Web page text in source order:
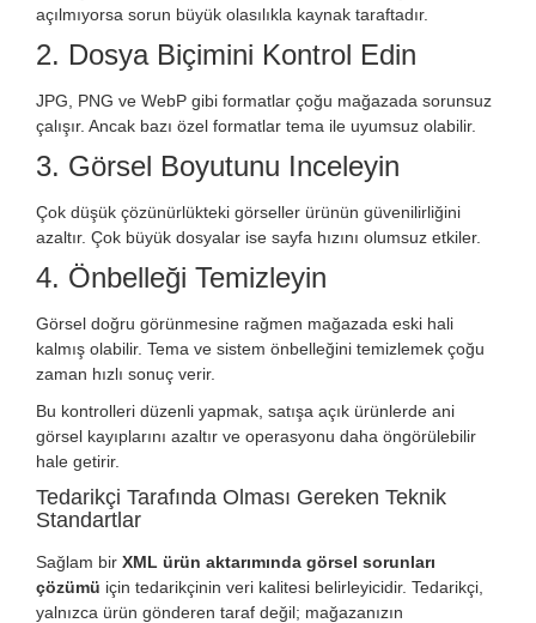
açılmıyorsa sorun büyük olasılıkla kaynak taraftadır.
2. Dosya Biçimini Kontrol Edin
JPG, PNG ve WebP gibi formatlar çoğu mağazada sorunsuz
çalışır. Ancak bazı özel formatlar tema ile uyumsuz olabilir.
3. Görsel Boyutunu Inceleyin
Çok düşük çözünürlükteki görseller ürünün güvenilirliğini
azaltır. Çok büyük dosyalar ise sayfa hızını olumsuz etkiler.
4. Önbelleği Temizleyin
Görsel doğru görünmesine rağmen mağazada eski hali
kalmış olabilir. Tema ve sistem önbelleğini temizlemek çoğu
zaman hızlı sonuç verir.
Bu kontrolleri düzenli yapmak, satışa açık ürünlerde ani
görsel kayıplarını azaltır ve operasyonu daha öngörülebilir
hale getirir.
Tedarikçi Tarafında Olması Gereken Teknik
Standartlar
Sağlam bir XML ürün aktarımında görsel sorunları
çözümü için tedarikçinin veri kalitesi belirleyicidir. Tedarikçi,
yalnızca ürün gönderen taraf değil; mağazanızın